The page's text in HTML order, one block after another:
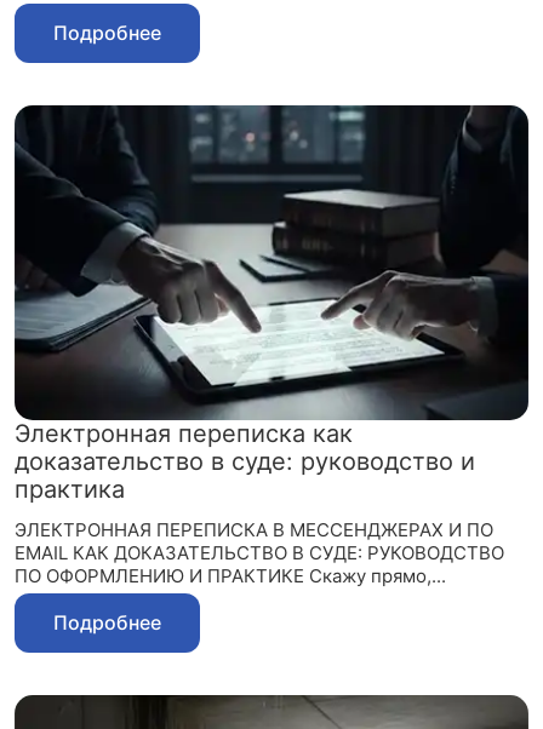
Подробнее
Электронная переписка как
доказательство в суде: руководство и
практика
ЭЛЕКТРОННАЯ ПЕРЕПИСКА В МЕССЕНДЖЕРАХ И ПО
EMAIL КАК ДОКАЗАТЕЛЬСТВО В СУДЕ: РУКОВОДСТВО
ПО ОФОРМЛЕНИЮ И ПРАКТИКЕ Скажу прямо,...
Подробнее